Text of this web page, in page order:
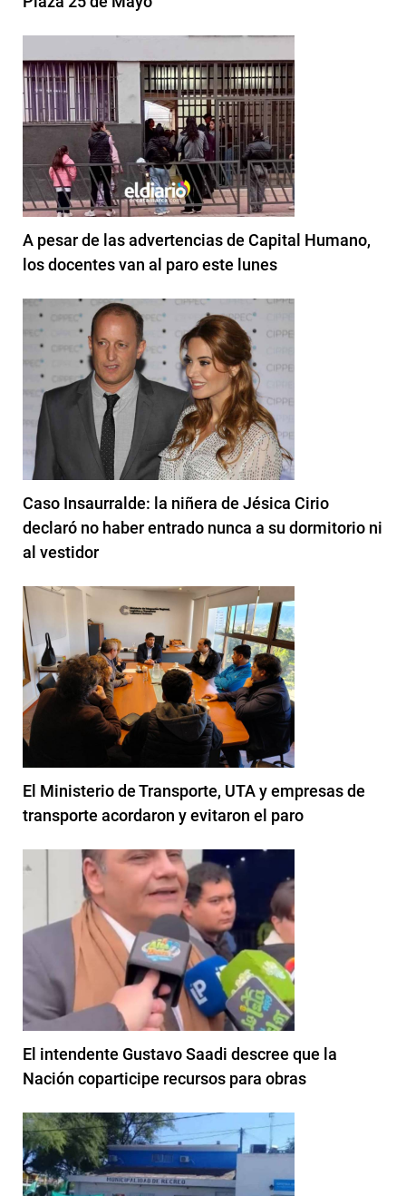
A pesar de las advertencias de Capital Humano,
los docentes van al paro este lunes
Caso Insaurralde: la niñera de Jésica Cirio
declaró no haber entrado nunca a su dormitorio ni
al vestidor
El Ministerio de Transporte, UTA y empresas de
transporte acordaron y evitaron el paro
El intendente Gustavo Saadi descree que la
Nación coparticipe recursos para obras